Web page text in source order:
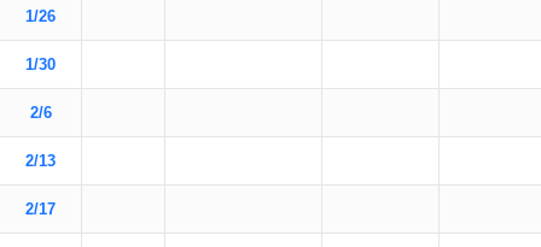
1/26
1/30
2/6
2/13
2/17